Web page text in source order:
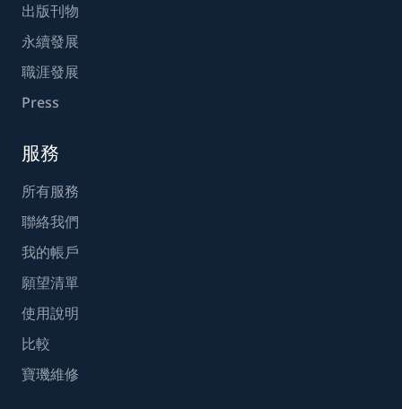
出版刊物
永續發展
職涯發展
Press
服務
所有服務
聯絡我們
我的帳戶
願望清單
使用說明
比較
寶璣維修